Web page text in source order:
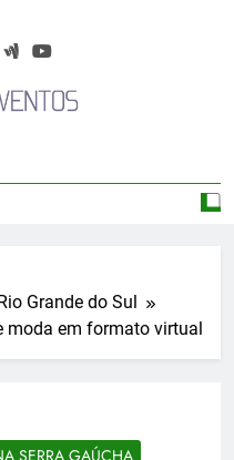
Desfiles
2026
2026 – Feiras De Moda No
Grande do Sul
moda em formato virtual